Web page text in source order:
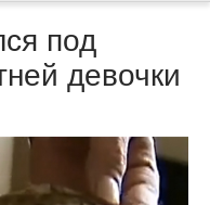
под
девочки